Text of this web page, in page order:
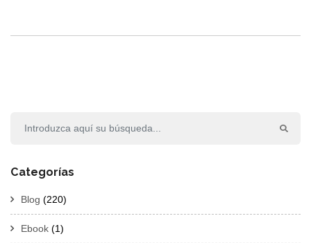
Categorías
Blog (220)
Ebook (1)